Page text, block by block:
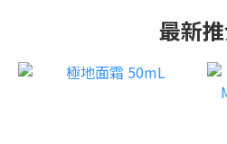
最新